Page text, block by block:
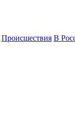
Происшествия В